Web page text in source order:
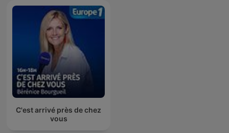
C'est arrivé près de chez
vous